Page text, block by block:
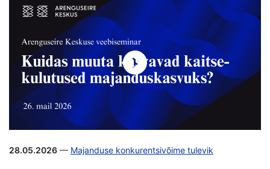
28.05.2026 — Majanduse konkurentsivõime tulevik